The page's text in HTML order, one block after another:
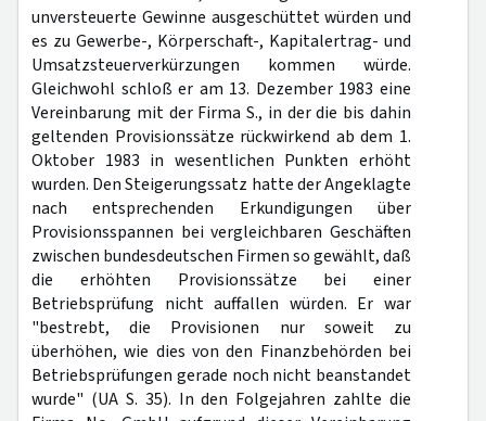
unversteuerte Gewinne ausgeschüttet würden und
es zu Gewerbe-, Körperschaft-, Kapitalertrag- und
Umsatzsteuerverkürzungen kommen würde.
Gleichwohl schloß er am 13. Dezember 1983 eine
Vereinbarung mit der Firma S., in der die bis dahin
geltenden Provisionssätze rückwirkend ab dem 1.
Oktober 1983 in wesentlichen Punkten erhöht
wurden. Den Steigerungssatz hatte der Angeklagte
nach entsprechenden Erkundigungen über
Provisionsspannen bei vergleichbaren Geschäften
zwischen bundesdeutschen Firmen so gewählt, daß
die erhöhten Provisionssätze bei einer
Betriebsprüfung nicht auffallen würden. Er war
"bestrebt, die Provisionen nur soweit zu
überhöhen, wie dies von den Finanzbehörden bei
Betriebsprüfungen gerade noch nicht beanstandet
wurde" (UA S. 35). In den Folgejahren zahlte die